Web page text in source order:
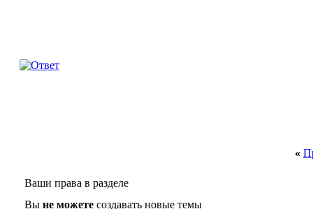
«
Ваши права в разделе
Вы не можете создавать новые темы